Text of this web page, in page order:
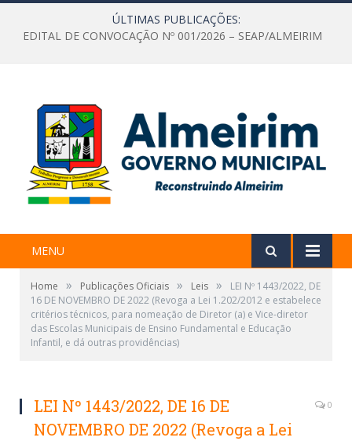
ÚLTIMAS PUBLICAÇÕES:
EDITAL DE CONVOCAÇÃO Nº 001/2026 – SEAP/ALMEIRIM
MENU
Home » Publicações Oficiais » Leis »
LEI Nº 1443/2022, DE
16 DE NOVEMBRO DE 2022 (Revoga a Lei 1.202/2012 e estabelece
critérios técnicos, para nomeação de Diretor (a) e Vice-diretor
das Escolas Municipais de Ensino Fundamental e Educação
Infantil, e dá outras providências)
LEI Nº 1443/2022, DE 16 DE
NOVEMBRO DE 2022 (Revoga a Lei
0